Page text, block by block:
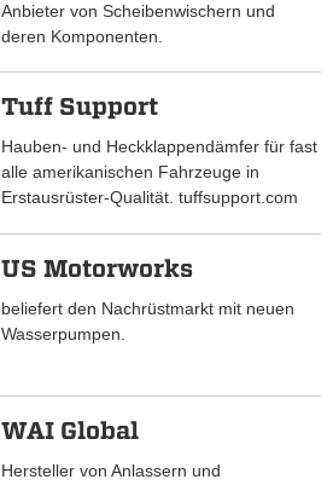
Anbieter von Scheibenwischern und
deren Komponenten.
Tuff Support
Hauben- und Heckklappendämfer für fast
alle amerikanischen Fahrzeuge in
Erstausrüster-Qualität. tuffsupport.com
US Motorworks
beliefert den Nachrüstmarkt mit neuen
Wasserpumpen.
WAI Global
Hersteller von Anlassern und